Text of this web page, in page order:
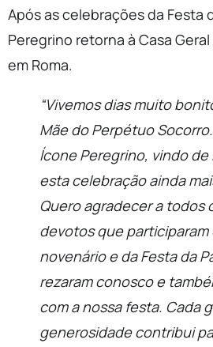
Após as celebrações da Festa
Peregrino retorna à Casa
em Roma.
“Vivemos dias muito
Mãe do Perpétuo
Ícone Peregrino, vindo de
esta celebração ainda
Quero agradecer a todos
devotos que
novenário e da Festa da
rezaram conosco e
com a nossa festa. Cada
generosidade contribui